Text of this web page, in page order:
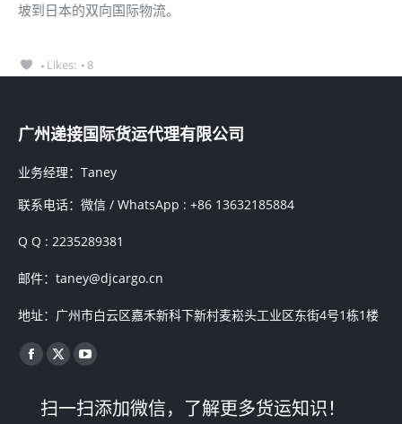
坡到日本的双向国际物流。
Likes: 8
广州递接国际货运代理有限公司
业务经理：Taney
联系电话：微信 / WhatsApp : +86 13632185884
Q Q : 2235289381
邮件：taney@djcargo.cn
地址：广州市白云区嘉禾新科下新村麦崧头工业区东街4号1栋1楼
找到我们：
Facebook
opens
X
opens
YouTube
opens
扫一扫添加微信，了解更多货运知识！